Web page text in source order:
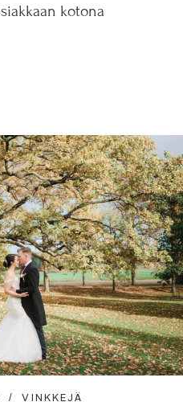
kotona
VINKKEJÄ